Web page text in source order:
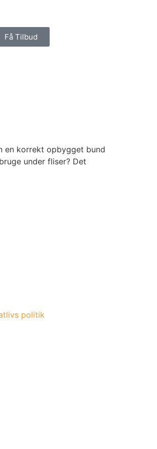
Få Tilbud
en korrekt opbygget bund
under fliser? Det
politik